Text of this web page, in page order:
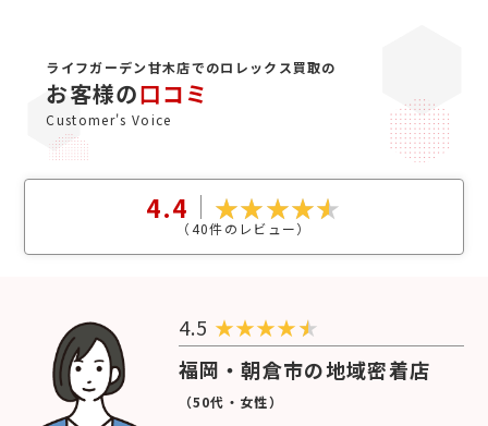
ライフガーデン甘木店でのロレックス買取の
お客様の口コミ
Customer's Voice
4.4
（40件のレビュー）
4.5 ★★★★
福岡・朝倉市の地域密着店
（50代・女性）